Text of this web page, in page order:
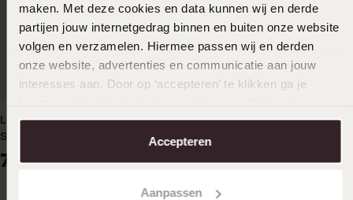
maken. Met deze cookies en data kunnen wij en derde
partijen jouw internetgedrag binnen en buiten onze website
volgen en verzamelen. Hiermee passen wij en derden
onze website, advertenties en communicatie aan jouw
interesses aan. Door op ‘accepteren’ te klikken ga je
aanpassen. Lees er meer over in onscookiebeleid.
Accepteren
Aanpassen
Lucardi-Bär, Ohrlochstechen,
Stern
7
Nasenpiercing aus Titan mit
Kristall
12